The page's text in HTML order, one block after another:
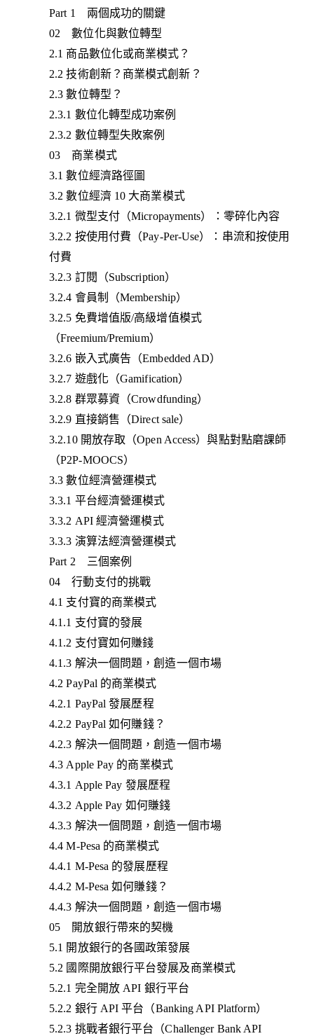
Part 1 兩個成功的關鍵
02 數位化與數位轉型
2.1 商品數位化或商業模式？
2.2 技術創新？商業模式創新？
2.3 數位轉型？
2.3.1 數位化轉型成功案例
2.3.2 數位轉型失敗案例
03 商業模式
3.1 數位經濟路徑圖
3.2 數位經濟 10 大商業模式
3.2.1 微型支付（Micropayments）：零碎化內容
3.2.2 按使用付費（Pay-Per-Use）：串流和按使用
付費
3.2.3 訂閱（Subscription）
3.2.4 會員制（Membership）
3.2.5 免費增值版/高級增值模式
（Freemium/Premium）
3.2.6 嵌入式廣告（Embedded AD）
3.2.7 遊戲化（Gamification）
3.2.8 群眾募資（Crowdfunding）
3.2.9 直接銷售（Direct sale）
3.2.10 開放存取（Open Access）與點對點磨課師
（P2P-MOOCS）
3.3 數位經濟營運模式
3.3.1 平台經濟營運模式
3.3.2 API 經濟營運模式
3.3.3 演算法經濟營運模式
Part 2 三個案例
04 行動支付的挑戰
4.1 支付寶的商業模式
4.1.1 支付寶的發展
4.1.2 支付寶如何賺錢
4.1.3 解決一個問題，創造一個市場
4.2 PayPal 的商業模式
4.2.1 PayPal 發展歷程
4.2.2 PayPal 如何賺錢？
4.2.3 解決一個問題，創造一個市場
4.3 Apple Pay 的商業模式
4.3.1 Apple Pay 發展歷程
4.3.2 Apple Pay 如何賺錢
4.3.3 解決一個問題，創造一個市場
4.4 M-Pesa 的商業模式
4.4.1 M-Pesa 的發展歷程
4.4.2 M-Pesa 如何賺錢？
4.4.3 解決一個問題，創造一個市場
05 開放銀行帶來的契機
5.1 開放銀行的各國政策發展
5.2 國際開放銀行平台發展及商業模式
5.2.1 完全開放 API 銀行平台
5.2.2 銀行 API 平台（Banking API Platform）
5.2.3 挑戰者銀行平台（Challenger Bank API